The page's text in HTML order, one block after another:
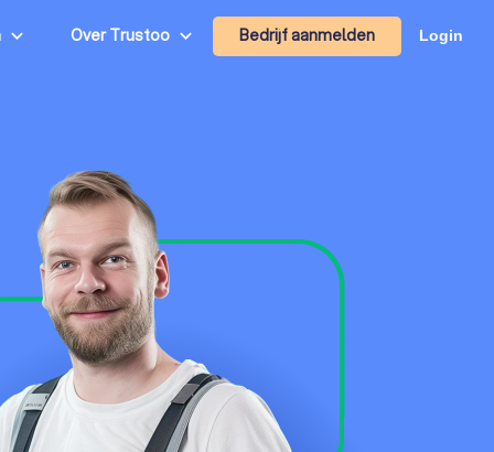
Over Trustoo Bedrijf aanmelden Login